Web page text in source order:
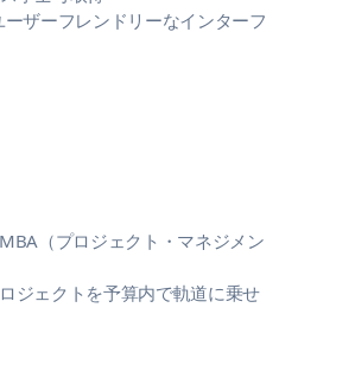
ザーフレンドリーなインターフ
（プロジェクト・マネジメン
ジェクトを予算内で軌道に乗せ